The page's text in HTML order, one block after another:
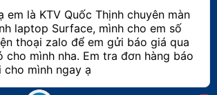
lượng
ấn trong lòng người tiêu dùng. Mỗi
chữa không chỉ quan tâm chất lượng
luôn phải đảm bảo giá thành rẻ nhất và
CÔNG TY TNHH CITY ONE VIỆT NAM
0316569346 do sở KHĐT TP.HCM cấp ngày
14/04/2023
Chinh, Phường Tây Thạnh, Quận Tân Phú,
phố Hồ Chí Minh, Việt Nam
| Điện Thoại: 18001236
em là KTV Quốc Thịnh chuyên màn
laptop Surface, mình cho em số
thoại zalo để em gửi báo giá qua
cho mình nha. Em tra đơn hàng báo
cho mình ngay ạ